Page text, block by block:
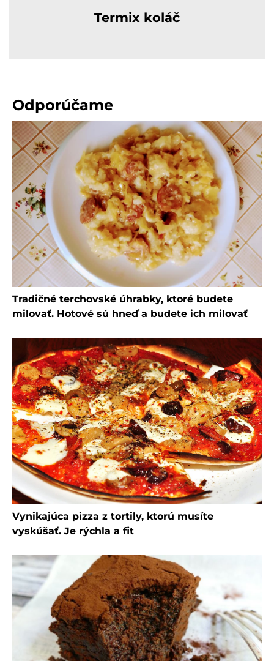
Termix koláč
Odporúčame
Tradičné terchovské úhrabky, ktoré budete
milovať. Hotové sú hneď a budete ich milovať
Vynikajúca pizza z tortily, ktorú musíte
vyskúšať. Je rýchla a fit